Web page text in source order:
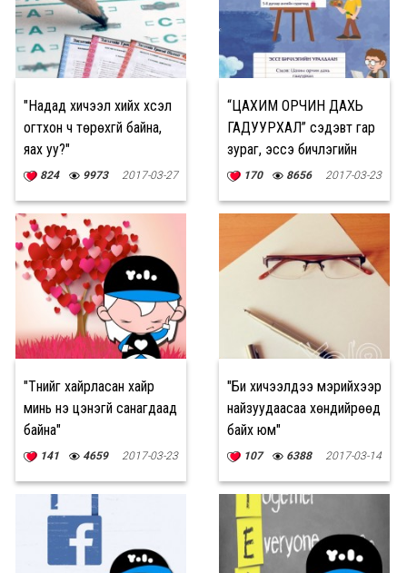
"Надад хичээл хийх хүсэл
огтхон ч төрөхгүй байна,
яах уу?"
824 9973 2017-03-27
“ЦАХИМ ОРЧИН ДАХЬ
ГАДУУРХАЛ” сэдэвт гар
зураг, эссэ бичлэгийн
уралдаан зарлалаа
170 8656 2017-03-23
"Түүнийг хайрласан хайр
минь үнэ цэнэгүй санагдаад
байна"
141 4659 2017-03-23
"Би хичээлдээ мэрийхээр
найзуудаасаа хөндийрөөд
байх юм"
107 6388 2017-03-14